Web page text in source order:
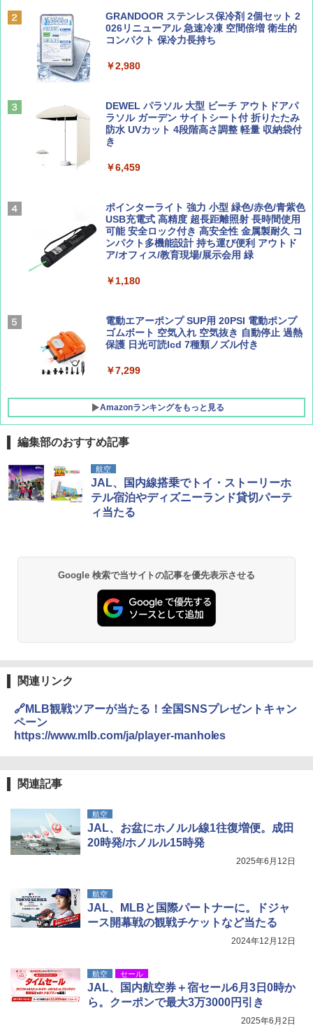
Coyote No.89 特集 星野道夫 夢見る旅
￥1,540
山と溪谷 2026年8月号「南アルプス大全」
￥1,540
集】ボーイング110周年を祝して！
￥1,760
BE-PAL(ビ-パル) 2026年 9 月号【特別付録:
￥1,500
A09 地球の歩き方 イタリア 2026～2027 地
球の歩き方A ヨーロッパ
A26 地球の歩き方 チェコ ポーランド スロヴ
ァキア 2026～2027 地球の歩き方A ヨーロッ
パ
￥2,695
新しい日本地理 地図・統計・移動から読み
￥1,540
PYKES PEAK (パイクスピーク) 着替えテン
人用 折りたたみ 防災グッズ 災害用トイレ ビ
￥-
テント ワンタッチ RENEW 幅200 2-3人用 43
￥5,499
[キャンパーズコレクション 山善] 傘みたいに
広げるだけ パッとサッとテント ブラックコ
簡単設置 ポップアップテント エクルベージ
￥8,991
X 2人用 3人用 キャンプ アウトドア フェス
￥20,718
GRANDOOR ステンレス保冷剤 2個セット 2
026リニューアル 急速冷凍 空間倍増 衛生的
コンパクト 保冷力長持ち
￥2,980
DEWEL パラソル 大型 ビーチ アウトドアパ
ラソル ガーデン サイトシート付 折りたたみ
防水 UVカット 4段階高さ調整 軽量 収納袋付
き
￥6,459
ポインターライト 強力 小型 緑色/赤色/青紫色
USB充電式 高精度 超長距離照射 長時間使用
可能 安全ロック付き 高安全性 金属製耐久 コ
ンパクト多機能設計 持ち運び便利 アウトド
ア/オフィス/教育現場/展示会用 緑
￥1,180
電動エアーポンプ SUP用 20PSI 電動ポンプ
ゴムボート 空気入れ 空気抜き 自動停止 過熱
保護 日光可読lcd 7種類ノズル付き
￥7,299
Amazonランキングをもっと見る
編集部のおすすめ記事
航空
JAL、国内線搭乗でトイ・ストーリーホ
テル宿泊やディズニーランド貸切パーテ
ィ当たる
Google 検索で当サイトの記事を優先表示させる
関連リンク
🔗MLB観戦ツアーが当たる！全国SNSプレゼントキャン
ペーン
https://www.mlb.com/ja/player-manholes
関連記事
航空
JAL、お盆にホノルル線1往復増便。成田
20時発/ホノルル15時発
2025年6月12日
航空
JAL、MLBと国際パートナーに。ドジャ
ース開幕戦の観戦チケットなど当たる
2024年12月12日
航空 セール
JAL、国内航空券＋宿セール6月3日0時か
ら。クーポンで最大3万3000円引き
2025年6月2日